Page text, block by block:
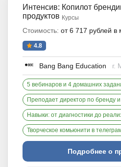
Интенсив: Копилот
продуктов Курсы
Стоимость: от 6 717 рублей в
4.8
Bang Bang Education г.
5 вебинаров и 4 домашних
Преподает директор по бренду
Навыки: от диагностики до
Творческое комьюнити в
Подробнее о